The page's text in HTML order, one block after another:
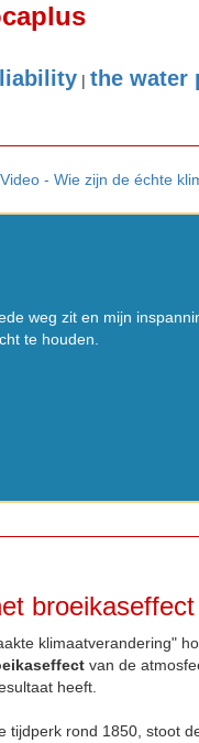
| the water
Video - Wie zijn de échte
weg zit en mijn
te houden.
broeikaseffect
klimaatverandering"
van de
heeft.
tijdperk rond 1850, stoot